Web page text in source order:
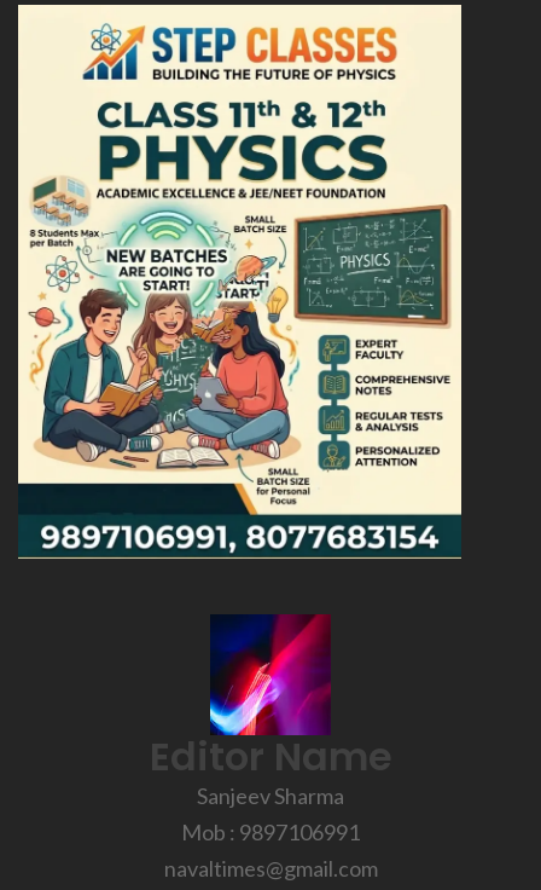
Editor Name
Sanjeev Sharma
Mob : 9897106991
navaltimes@gmail.com